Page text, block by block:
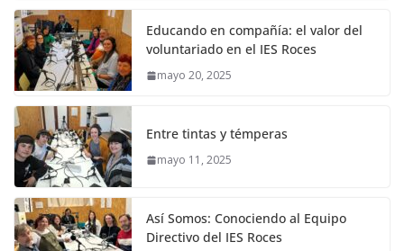
Educando en compañía: el valor del
voluntariado en el IES Roces
mayo 20, 2025
Entre tintas y témperas
mayo 11, 2025
Así Somos: Conociendo al Equipo
Directivo del IES Roces